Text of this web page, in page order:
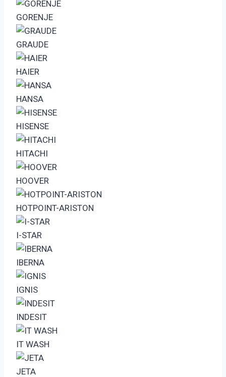
GORENJE
GRAUDE
HAIER
HANSA
HISENSE
HITACHI
HOOVER
HOTPOINT-ARISTON
I-STAR
IBERNA
IGNIS
INDESIT
IT WASH
JETA